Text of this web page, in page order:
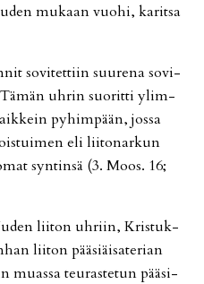
mu­kaan vuo­hi, ka­rit­sa
so­vi­tet­tiin suu­re­na so­vi­
Tä­män uh­rin suo­rit­ti ylim­
py­him­pään, jos­sa
eli lii­to­nar­kun
syn­tin­sä (3. Moos. 16;
lii­ton uh­riin, Kris­tuk­
lii­ton pää­si­äi­sa­te­ri­an
mu­as­sa teu­ras­te­tun pää­si­